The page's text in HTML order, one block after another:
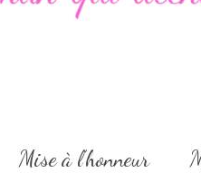
Mise à l’honneur